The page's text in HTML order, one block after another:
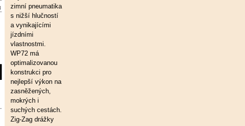
zimní pneumatika
s nižší hlučností
a vynikajícími
jízdními
vlastnostmi.
WP72 má
optimalizovanou
konstrukci pro
nejlepší výkon na
zasněžených,
mokrých i
suchých cestách.
Zig-Zag drážky